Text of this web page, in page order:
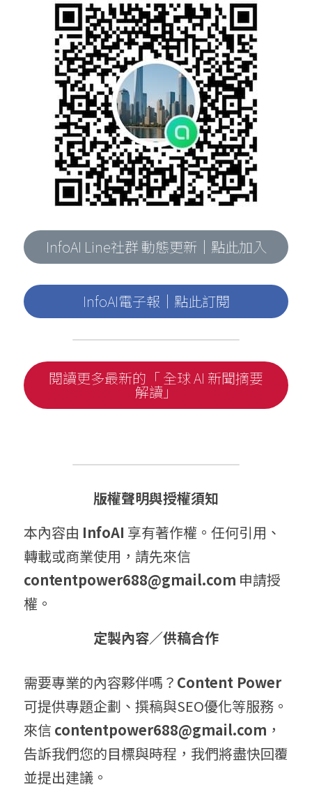
InfoAI Line社群 動態更新｜點此加入
InfoAI電子報｜點此訂閱
閱讀更多最新的「 全球 AI 新聞摘要
解讀」
版權聲明與授權須知
本內容由 InfoAI 享有著作權。任何引用、
contentpower688@gmail.com 申請授
權。
定製內容／供稿合作
需要專業的內容夥伴嗎？ Content Power
可提供專題企劃、撰稿與SEO優化等服務。
來信 contentpower688@gmail.com ，
告訴我們您的目標與時程，我們將盡快回覆
並提出建議。